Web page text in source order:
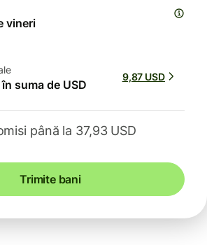
vineri
suma de USD
9,87 USD
până la 37,93 USD
Trimite bani